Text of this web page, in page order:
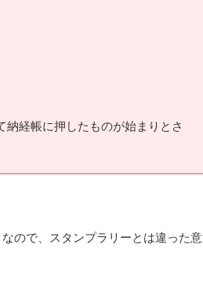
納経帳に押したものが始まりとさ
ので、スタンプラリーとは違った意